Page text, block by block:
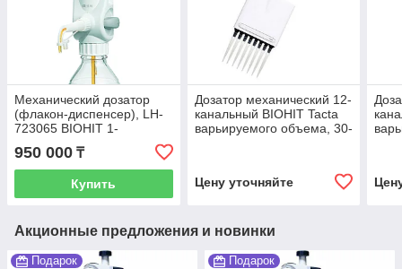
Механический дозатор
(флакон-диспенсер), LH-
723065 BIOHIT 1-
канальный варьируемого
объема Prospenser 10-60
мл
950 000 ₸
Купить
Дозатор механический 12-
канальный BIOHIT Tacta
варьируемого объема, 30-
Цену уточняйте
Акционные предложения и новинки
Подарок Подарок